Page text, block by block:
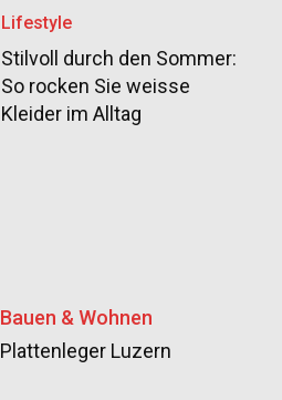
Lifestyle
Stilvoll durch den Sommer:
So rocken Sie weisse
Kleider im Alltag
Bauen & Wohnen
Plattenleger Luzern